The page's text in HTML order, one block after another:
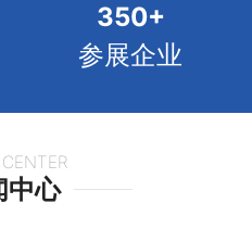
350+
参展企业
中心